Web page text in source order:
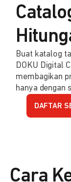
Buat katalog
DOKU Digital
membagikan
hanya dengan
DAFTAR
Cara